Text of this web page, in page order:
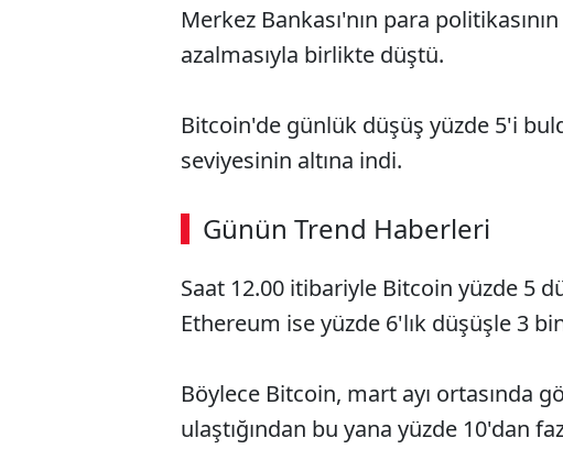
Merkez Bankası'nın para
azalmasıyla birlikte düştü.
Bitcoin'de günlük düşüş yüzde 5'i
seviyesinin altına indi.
Günün Trend Haberleri
Saat 12.00 itibariyle Bitcoin yüzde 5
Ethereum ise yüzde 6'lık düşüşle 3
Böylece Bitcoin, mart ayı ortasında
ulaştığından bu yana yüzde 10'dan